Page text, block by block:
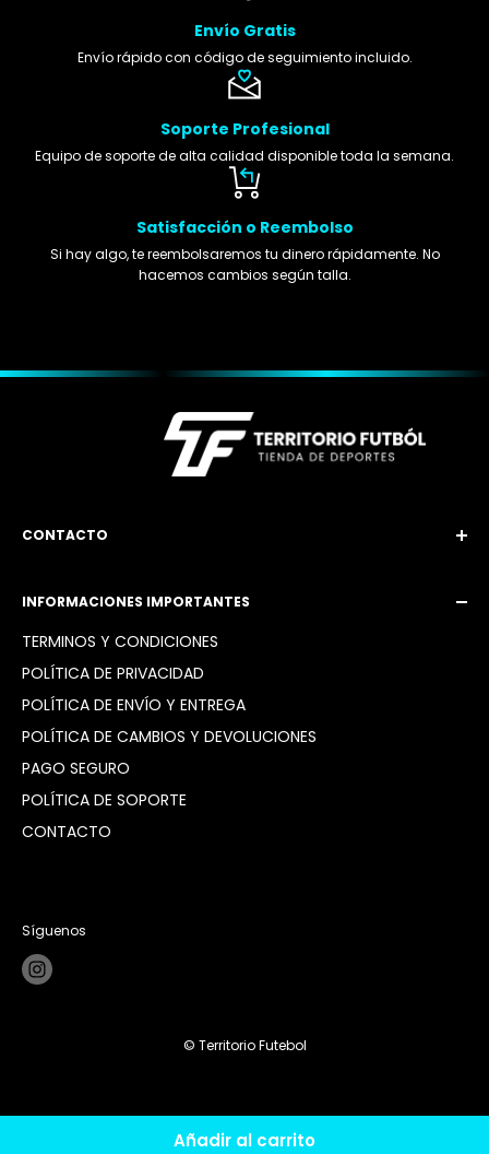
Añadir al carrito
Envío Gratis
Envío rápido con código de seguimiento incluido.
Soporte Profesional
Equipo de soporte de alta calidad disponible toda la semana.
Satisfacción o Reembolso
Si hay algo, te reembolsaremos tu dinero rápidamente. No
hacemos cambios según talla.
CONTACTO
Instagram: @territoriofutbol2_
INFORMACIONES IMPORTANTES
TÉRMINOS Y CONDICIONES
POLÍTICA DE PRIVACIDAD
POLÍTICA DE ENVÍO Y ENTREGA
POLÍTICA DE CAMBIOS Y DEVOLUCIONES
PAGO SEGURO
POLÍTICA DE SOPORTE
CONTACTO
Síguenos
© Territorio Futebol